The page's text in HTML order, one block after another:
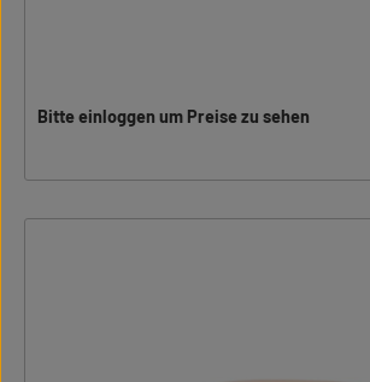
Bitte einloggen um Preise zu sehen